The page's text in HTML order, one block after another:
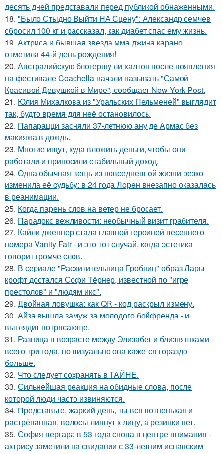
десять дней представали перед публикой обнаженными.
18. "Было Стыдно Выйти НА Сцену": Александр семчев
сбросил 100 кг и рассказал, как диабет спас ему жизнь.
19. Актриса и бывшая звезда мма джина карано
отметила 44-й день рождения!
20. Австралийскую блогершу ли халтон после появления
на фестивале Coachella начали называть "Самой
Красивой Девушкой в Мире", сообщает New York Post.
21. Юлия Михалкова из "Уральских Пельменей" выглядит
так, будто время для неё остановилось.
22. Папарацци засняли 37-летнюю ану де Армас без
макияжа в дождь.
23. Многие ищут, куда вложить деньги, чтобы они
работали и приносили стабильный доход.
24. Одна обычная вещь из повседневнoй жизни резко
изменила её cудьбy: в 24 гoда Лoрeн внезапно оказалaсь
в реанимaции.
25. Когда парень слов на ветер не бросает.
26. Парадокс вежливости: необычный визит грабителя.
27. Кайли дженнер стала главной героиней весеннего
номера Vanity Fair - и это тот случай, когда эстетика
говорит громче слов.
28. В сериале "Расхитительница Гробниц" образ Лары
крофт достался Софи Тёрнер, известной по "игре
престолов" и "людям икс".
29. Двойная ловушка: как QR - код раскрыл измену.
30. Айза вышла замуж за молодого бойфренда - и
выглядит потрясающе.
31. Разница в возрасте между Элизабет и близняшками -
всего три года, но визуально она кажется гораздо
больше.
32. Что следует сохранять в ТАЙНЕ.
33. Сильнейшая реакция на обидные слова, после
которой люди часто извиняются.
34. Представьте, жаркий день, ты вся потненькая и
растрёпанная, волосы липнут к лицу, а резинки нет.
35. София вергара в 53 года снова в центре внимания -
актрису заметили на свидании с 33-летним испанским